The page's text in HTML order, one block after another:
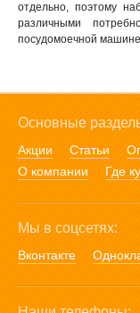
отдельно, поэтому
различными
посудомоечной
Основные
Акции Статьи
О компании
Где
Мы в соцсетях:
Вконтакте